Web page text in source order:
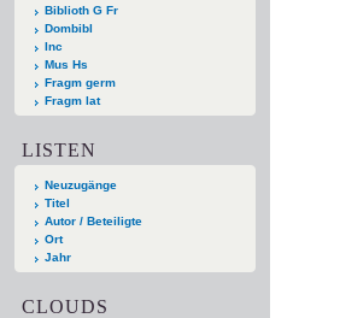
Biblioth G Fr
Dombibl
Inc
Mus Hs
Fragm germ
Fragm lat
LISTEN
Neuzugänge
Titel
Autor / Beteiligte
Ort
Jahr
CLOUDS